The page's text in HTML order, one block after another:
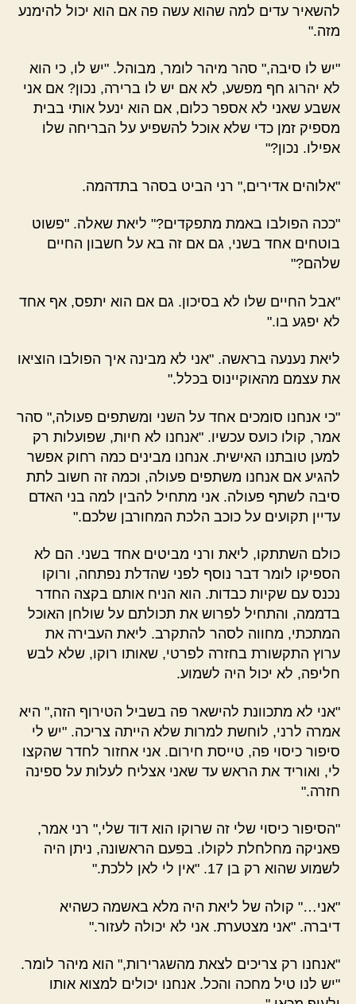
להשאיר עדים למה שהוא עשה פה אם הוא יכול להימנע
מזה."
"יש לו סיבה," סהר מיהר לומר, מבוהל. "יש לו, כי הוא
לא יהרוג חף מפשע, לא אם יש לו ברירה, נכון? אם אני
אשבע שאני לא אספר כלום, אם הוא ינעל אותי בבית
מספיק זמן כדי שלא אוכל להשפיע על הבריחה שלו
אפילו. נכון?"
"אלוהים אדירים," רני הביט בסהר בתדהמה.
"ככה הפולבו באמת מתפקדים?" ליאת שאלה. "פשוט
בוטחים אחד בשני, גם אם זה בא על חשבון החיים
שלהם?"
"אבל החיים שלו לא בסיכון. גם אם הוא יתפס, אף אחד
לא יפגע בו."
ליאת נענעה בראשה. "אני לא מבינה איך הפולבו הוציאו
את עצמם מהאוקיינוס בכלל."
"כי אנחנו סומכים אחד על השני ומשתפים פעולה," סהר
אמר, קולו כועס עכשיו. "אנחנו לא חיות, שפועלות רק
למען טובתנו האישית. אנחנו מבינים כמה רחוק אפשר
להגיע אם אנחנו משתפים פעולה, וכמה זה חשוב לתת
סיבה לשתף פעולה. אני מתחיל להבין למה בני האדם
עדיין תקועים על כוכב הלכת המחורבן שלכם."
כולם השתתקו, ליאת ורני מביטים אחד בשני. הם לא
הספיקו לומר דבר נוסף לפני שהדלת נפתחה, ורוקו
נכנס עם שקיות כבדות. הוא הניח אותם בקצה החדר
בדממה, והתחיל לפרוש את תכולתם על שולחן האוכל
המתכתי, מחווה לסהר להתקרב. ליאת העבירה את
ערוץ התקשורת בחזרה לפרטי, שאותו רוקו, שלא לבש
חליפה, לא יכול היה לשמוע.
"אני לא מתכוונת להישאר פה בשביל הטירוף הזה," היא
אמרה לרני, לוחשת למרות שלא הייתה צריכה. "יש לי
סיפור כיסוי פה, טייסת חירום. אני אחזור לחדר שהקצו
לי, ואוריד את הראש עד שאני אצליח לעלות על ספינה
חזרה."
"הסיפור כיסוי שלי זה שרוקו הוא דוד שלי," רני אמר,
פאניקה מחלחלת לקולו. בפעם הראשונה, ניתן היה
לשמוע שהוא רק בן 17. "אין לי לאן ללכת."
"אני…" קולה של ליאת היה מלא באשמה כשהיא
דיברה. "אני מצטערת. אני לא יכולה לעזור."
"אנחנו רק צריכים לצאת מהשגרירות," הוא מיהר לומר.
"יש לנו טיל מחכה והכל. אנחנו יכולים למצוא אותו